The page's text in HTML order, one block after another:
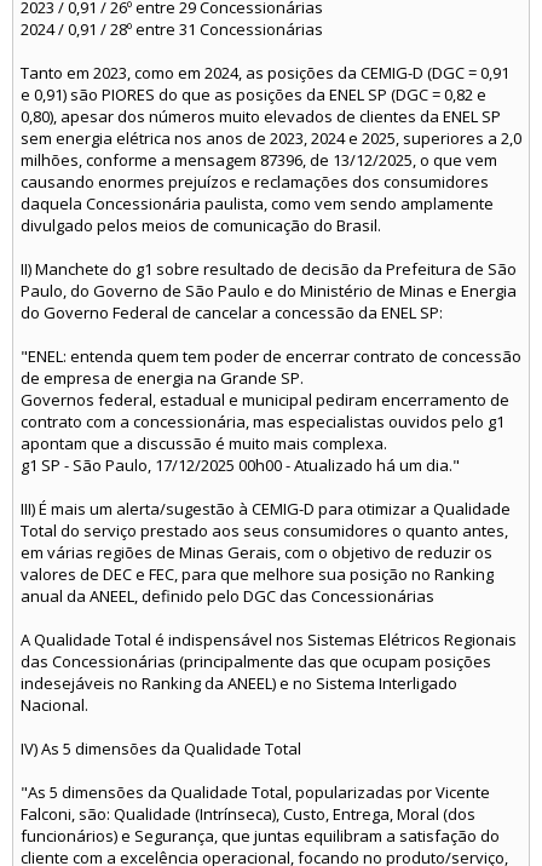
2023 / 0,91 / 26º entre 29 Concessionárias
2024 / 0,91 / 28º entre 31 Concessionárias
Tanto em 2023, como em 2024, as posições da CEMIG-D (DGC = 0,91
e 0,91) são PIORES do que as posições da ENEL SP (DGC = 0,82 e
0,80), apesar dos números muito elevados de clientes da ENEL SP
sem energia elétrica nos anos de 2023, 2024 e 2025, superiores a 2,0
milhões, conforme a mensagem 87396, de 13/12/2025, o que vem
causando enormes prejuízos e reclamações dos consumidores
daquela Concessionária paulista, como vem sendo amplamente
divulgado pelos meios de comunicação do Brasil.
II) Manchete do g1 sobre resultado de decisão da Prefeitura de São
Paulo, do Governo de São Paulo e do Ministério de Minas e Energia
do Governo Federal de cancelar a concessão da ENEL SP:
"ENEL: entenda quem tem poder de encerrar contrato de concessão
de empresa de energia na Grande SP.
Governos federal, estadual e municipal pediram encerramento de
contrato com a concessionária, mas especialistas ouvidos pelo g1
apontam que a discussão é muito mais complexa.
g1 SP - São Paulo, 17/12/2025 00h00 - Atualizado há um dia."
III) É mais um alerta/sugestão à CEMIG-D para otimizar a Qualidade
Total do serviço prestado aos seus consumidores o quanto antes,
em várias regiões de Minas Gerais, com o objetivo de reduzir os
valores de DEC e FEC, para que melhore sua posição no Ranking
anual da ANEEL, definido pelo DGC das Concessionárias
A Qualidade Total é indispensável nos Sistemas Elétricos Regionais
das Concessionárias (principalmente das que ocupam posições
indesejáveis no Ranking da ANEEL) e no Sistema Interligado
Nacional.
IV) As 5 dimensões da Qualidade Total
"As 5 dimensões da Qualidade Total, popularizadas por Vicente
Falconi, são: Qualidade (Intrínseca), Custo, Entrega, Moral (dos
funcionários) e Segurança, que juntas equilibram a satisfação do
cliente com a excelência operacional, focando no produto/serviço,